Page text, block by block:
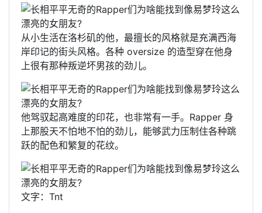
从小生活在洛杉矶的他，最擅长的风格就是充满西海
岸印记的街头风格。各种 oversize 的造型穿在他身
上很有那种叛逆坏男孩的劲儿。
他驾驭起高难度的印花，也非常有一手。Rapper 身
上那股天不怕地不怕的劲儿，能够武力压制住各种跳
跃的配色和繁复的花纹。
文字：Tnt